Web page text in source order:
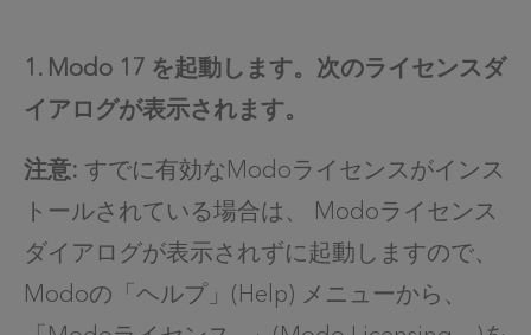
1. Modo 17 を起動します。次のライセンスダ
イアログが表示されます。
注意: すでに有効なModoライセンスがインス
トールされている場合は、 Modoライセンス
ダイアログが表示されずに起動しますので、
Modoの「ヘルプ」(Help) メニューから、